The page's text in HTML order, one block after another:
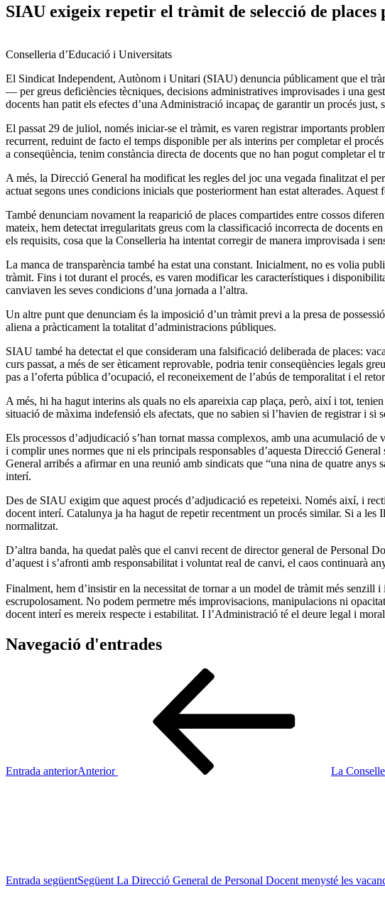
SIAU exigeix repetir el tràmit de selecció de
Conselleria d’Educació i Universitats
El Sindicat Independent, Autònom i Unitari (SIAU) denuncia públicament que el
— per greus deficiències tècniques, decisions administratives improvisades i una
docents han patit els efectes d’una Administració incapaç de garantir un procés just,
El passat 29 de juliol, només iniciar-se el tràmit, es varen registrar importants
recurrent, reduint de facto el temps disponible per als interins per completar el
a conseqüència, tenim constància directa de docents que no han pogut completar
A més, la Direcció General ha modificat les regles del joc una vegada finalitzat el
actuat segons unes condicions inicials que posteriorment han estat alterades.
També denunciam novament la reaparició de places compartides entre cossos
mateix, hem detectat irregularitats greus com la classificació incorrecta de docents
els requisits, cosa que la Conselleria ha intentat corregir de manera improvisada i
La manca de transparència també ha estat una constant. Inicialment, no es volia
tràmit. Fins i tot durant el procés, es varen modificar les característiques i
canviaven les seves condicions d’una jornada a l’altra.
Un altre punt que denunciam és la imposició d’un tràmit previ a la presa de
aliena a pràcticament la totalitat d’administracions públiques.
SIAU també ha detectat el que consideram una falsificació deliberada de places:
curs passat, a més de ser èticament reprovable, podria tenir conseqüències legals
pas a l’oferta pública d’ocupació, el reconeixement de l’abús de temporalitat i el
A més, hi ha hagut interins als quals no els apareixia cap plaça, però, així i tot,
situació de màxima indefensió els afectats, que no sabien si l’havien de registrar i si
Els processos d’adjudicació s’han tornat massa complexos, amb una acumulació
i complir unes normes que ni els principals responsables d’aquesta Direcció
General arribés a afirmar en una reunió amb sindicats que “una nina de quatre
interí.
Des de SIAU exigim que aquest procés d’adjudicació es repeteixi. Només així, i
docent interí. Catalunya ja ha hagut de repetir recentment un procés similar. Si a
normalitzat.
D’altra banda, ha quedat palès que el canvi recent de director general de Personal
d’aquest i s’afronti amb responsabilitat i voluntat real de canvi, el caos continuarà
Finalment, hem d’insistir en la necessitat de tornar a un model de tràmit més
escrupolosament. No podem permetre més improvisacions, manipulacions ni
docent interí es mereix respecte i estabilitat. I l’Administració té el deure legal i
Navegació d'entrades
Entrada anteriorAnterior La
Entrada següentSegüent La Direcció General de Personal Docent menysté les